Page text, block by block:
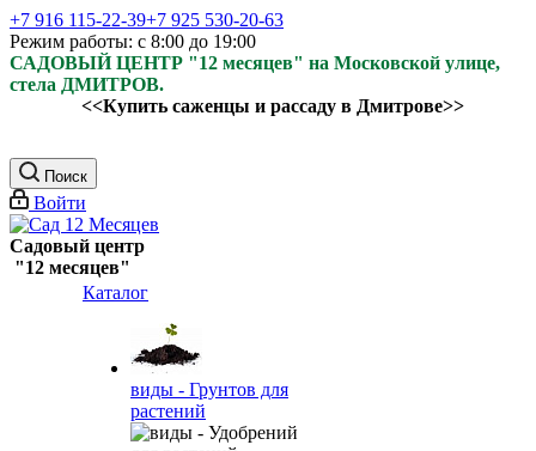
+7 916 115-22-39+7 925 530-20-63
Режим работы: с 8:00 до 19:00
САДОВЫЙ ЦЕНТР "12 месяцев" на Московской улице,
стела ДМИТРОВ.
<<Купить саженцы и рассаду в Дмитрове>>
Поиск
Войти
Садовый центр
"12 месяцев"
Каталог
виды - Грунтов для
растений